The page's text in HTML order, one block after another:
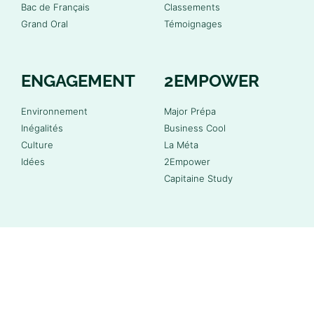
Bac de Français
Grand Oral
Classements
Témoignages
ENGAGEMENT
Environnement
Inégalités
Culture
Idées
2EMPOWER
Major Prépa
Business Cool
La Méta
2Empower
Capitaine Study